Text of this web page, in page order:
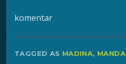
komentar
TAGGED AS MADINA,